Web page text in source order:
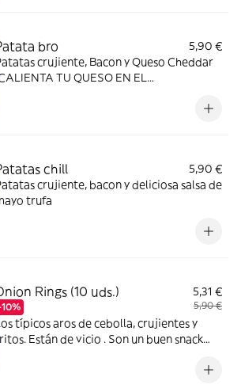
bro
5,90 €
crujiente, Bacon y Queso Cheddar
TU QUESO EN EL
chill
5,90 €
crujiente, bacon y deliciosa salsa de
trufa
Rings (10 uds.) 5,31 €
5,90 €
típicos aros de cebolla, crujientes y
Están de vicio . Son un buen snack